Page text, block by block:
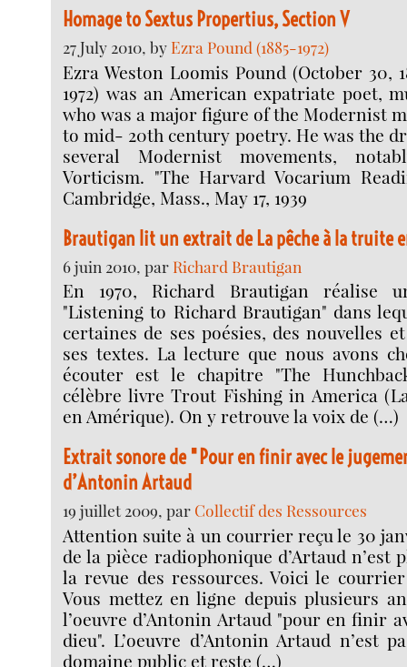
Homage to Sextus Propertius, Section V
27 July 2010, byEzra Pound (1885-1972)
Ezra Weston Loomis Pound (October 30,
1972) was an American expatriate poet,
who was a major figure of the Modernist
to mid- 20th century poetry. He was the
several Modernist movements,
Vorticism. "The Harvard Vocarium
Cambridge, Mass., May 17, 1939
Brautigan lit un extrait de La pêche à la truite
6 juin 2010, par Richard Brautigan
En 1970, Richard Brautigan réalise
"Listening to Richard Brautigan" dans
certaines de ses poésies, des nouvelles
ses textes. La lecture que nous avons
écouter est le chapitre "The
célèbre livre Trout Fishing in America
en Amérique). On y retrouve la voix de (…)
Extrait sonore de "Pour en finir avec le
d’Antonin Artaud
19 juillet 2009, par Collectif des Ressources
Attention suite à un courrier reçu le 30
de la pièce radiophonique d’Artaud n’est
la revue des ressources. Voici le
Vous mettez en ligne depuis plusieurs
l’oeuvre d’Antonin Artaud "pour en finir
dieu". L’oeuvre d’Antonin Artaud n’est
domaine public et reste (…)